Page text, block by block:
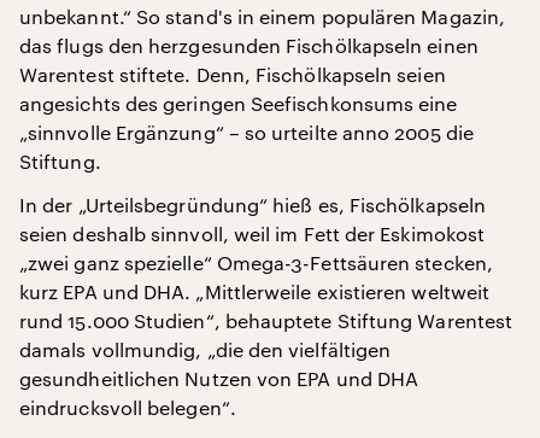
unbekannt.“ So stand's in einem populären Magazin,
das flugs den herzgesunden Fischölkapseln einen
Warentest stiftete. Denn, Fischölkapseln seien
angesichts des geringen Seefischkonsums eine
„sinnvolle Ergänzung“ – so urteilte anno 2005 die
Stiftung.
In der „Urteilsbegründung“ hieß es, Fischölkapseln
seien deshalb sinnvoll, weil im Fett der Eskimokost
„zwei ganz spezielle“ Omega-3-Fettsäuren stecken,
kurz EPA und DHA. „Mittlerweile existieren weltweit
rund 15.000 Studien“, behauptete Stiftung Warentest
damals vollmundig, „die den vielfältigen
gesundheitlichen Nutzen von EPA und DHA
eindrucksvoll belegen“.